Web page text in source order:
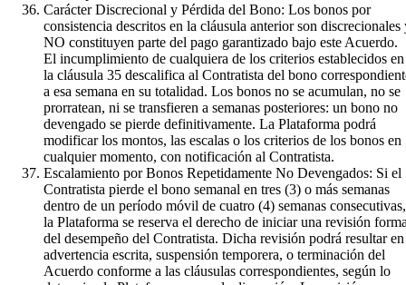
Carácter Discrecional y Pérdida del Bono: Los bonos por
consistencia descritos en la cláusula anterior son discrecionales
NO constituyen parte del pago garantizado bajo este Acuerdo.
El incumplimiento de cualquiera de los criterios establecidos en
la cláusula 35 descalifica al Contratista del bono
a esa semana en su totalidad. Los bonos no se acumulan, no se
prorratean, ni se transfieren a semanas posteriores: un bono no
devengado se pierde definitivamente. La Plataforma podrá
modificar los montos, las escalas o los criterios de los bonos en
cualquier momento, con notificación al Contratista.
Escalamiento por Bonos Repetidamente No Devengados: Si el
Contratista pierde el bono semanal en tres (3) o más semanas
dentro de un período móvil de cuatro (4) semanas consecutivas,
la Plataforma se reserva el derecho de iniciar una revisión
del desempeño del Contratista. Dicha revisión podrá resultar en
advertencia escrita, suspensión temporera, o terminación del
Acuerdo conforme a las cláusulas correspondientes, según lo